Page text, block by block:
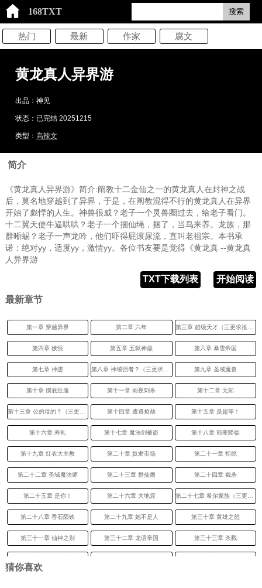
168TXT 搜索
热门 最新 作家 腐文
黄龙真人异界游
出品：神见
状态：已完结 20251215
类型：高辣文
简介
《黄龙真人异界游》简介:阐教十二金仙之一的黄龙真人在封神之战
后，莫名地穿越到了异界，于是，在阐教混得不行的黄龙真人在异界
开始了彪悍的人生。神兽很威？老子一个灵兽圈过去，给老子看门。
十二翼天使牛逼哄哄？老子一个捆仙绳，捆了，当鸟来养。龙族，那
群晰蜴？老子一声龙吟，他们吓得屁滚尿流，直叫老祖宗。本书承
诺：绝对yy，适度yy，激情yy。各位书友要是觉得《黄龙真 --黄龙真
人异界游
开始阅读
TXT下载列表
最新章节
第一章 穿越异界 第二章 六年 第三章 超级天才（三更求推荐）
第四章 嫉恨 第五章 五狱神鼎 第六章 暴雪帝国
第七章 神迹 第八章 神域强者？（三更求推荐） 第九章 圣域魔兽
第十章 彻底臣服 第十一章 雨夜刺杀 第十二章 无知
第十三章 公的母的？（三更求推荐） 第十四章 遭遇抢劫 第十五章 是超等！
第十六章 寿礼 第十七章 魔法剑被盗 第十八章 前辈降临
第十九章 红衣大主教 第二十章 奴隶市场 第二十一章 拒绝
第二十二章 圣域魔法师 第二十三章 群仙阁 第二十四章 截杀
第二十五章 是你！ 第二十六章 大地震 第二十七章 希尔家族（三更求推荐）
第二十八章 香石陨铁 第二十九章 她不是人 第三十章 黄雄之怒
第三十一章 仙神之别 第三十二章 龙语帝国 第三十三章 杀戮
猜你喜欢